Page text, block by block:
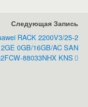
Следующая Запись
RACK 2200V3/25-2
0GB/16GB/AC SAN
88033NHX KNS